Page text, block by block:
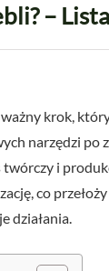
– Lista
krok,
narzędzi po
i
co
działania.